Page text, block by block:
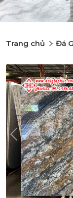
Trang chủ Đá
Previous